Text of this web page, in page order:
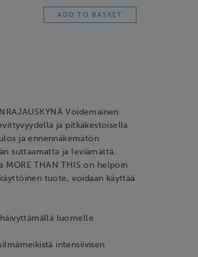
Voidemainen
ja pitkäkestoisella
ja ennennäkemätön
suttaamatta ja leviämättä.
MORE THAN THIS on helpoin
tuote, voidaan käyttää
luomelle
intensiivisen